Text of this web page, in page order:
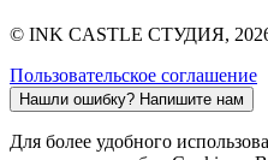
© INK CASTLE СТУДИЯ,
Пользовательское соглашение
Нашли ошибку? Напишите нам
Для более удобного